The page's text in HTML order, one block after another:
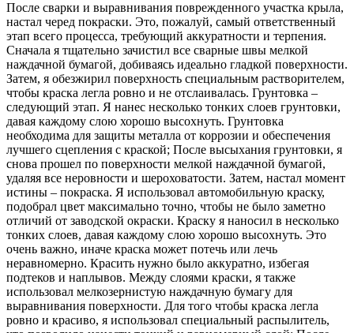
После сварки и выравнивания поврежденного участка крыла,
настал черед покраски. Это, пожалуй, самый ответственный
этап всего процесса, требующий аккуратности и терпения.
Сначала я тщательно зачистил все сварные швы мелкой
наждачной бумагой, добиваясь идеально гладкой поверхности.
Затем, я обезжирил поверхность специальным растворителем,
чтобы краска легла ровно и не отслаивалась. Грунтовка –
следующий этап. Я нанес несколько тонких слоев грунтовки,
давая каждому слою хорошо высохнуть. Грунтовка
необходима для защиты металла от коррозии и обеспечения
лучшего сцепления с краской; После высыхания грунтовки, я
снова прошел по поверхности мелкой наждачной бумагой,
удаляя все неровности и шероховатости. Затем, настал момент
истины – покраска. Я использовал автомобильную краску,
подобрал цвет максимально точно, чтобы не было заметно
отличий от заводской окраски. Краску я наносил в несколько
тонких слоев, давая каждому слою хорошо высохнуть. Это
очень важно, иначе краска может потечь или лечь
неравномерно. Красить нужно было аккуратно, избегая
подтеков и наплывов. Между слоями краски, я также
использовал мелкозернистую наждачную бумагу для
выравнивания поверхности. Для того чтобы краска легла
ровно и красиво, я использовал специальный распылитель,